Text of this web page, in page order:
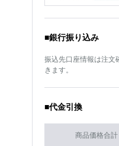
■銀行振り込み
振込先口座情報は注文
きます。
■代金引換
商品価格合計